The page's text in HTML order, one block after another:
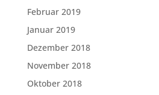
Februar 2019
Januar 2019
Dezember 2018
November 2018
Oktober 2018